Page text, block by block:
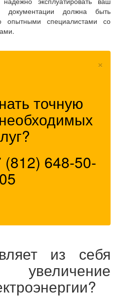
документации должна быть
опытными специалистами со
×
точную
(812) 648-50-
05
из себя